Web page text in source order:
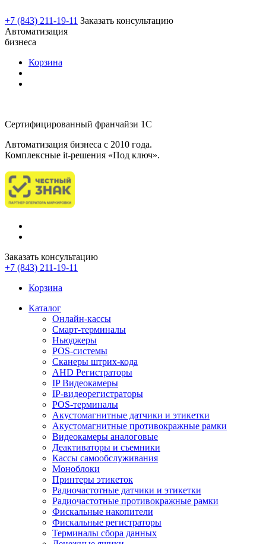
+7 (843) 211-19-11 Заказать консультацию
Автоматизация
бизнеса
Корзина
Сертифицированный франчайзи 1С
Автоматизация бизнеса c 2010 года.
Комплексные it-решения «Под ключ».
Заказать консультацию
+7 (843) 211-19-11
Корзина
Каталог
Онлайн-кассы
Смарт-терминалы
Ньюджеры
POS-системы
Сканеры штрих-кода
AHD Регистраторы
IP Видеокамеры
IP-видеорегистраторы
POS-терминалы
Акустомагнитные датчики и этикетки
Акустомагнитные противокражные рамки
Видеокамеры аналоговые
Деактиваторы и съемники
Кассы самообслуживания
Моноблоки
Принтеры этикеток
Радиочастотные датчики и этикетки
Радиочастотные противокражные рамки
Фискальные накопители
Фискальные регистраторы
Терминалы сбора данных